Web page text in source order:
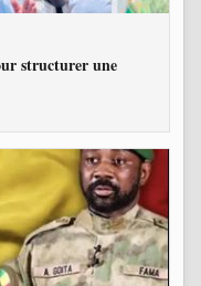
structurer une